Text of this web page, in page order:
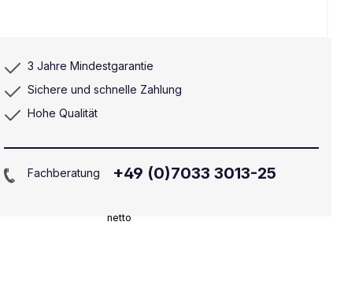
netto
3 Jahre Mindestgarantie
Sichere und schnelle Zahlung
Hohe Qualität
Fachberatung +49 (0)7033 3013-25